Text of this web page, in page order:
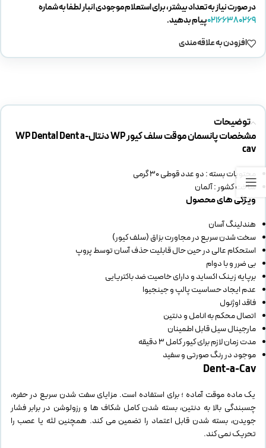
در صورت نیاز به تعداد بیشتر، برای استعلام موجودی انبار لطفا به شماره
02166380269پیام بدهید.
افزودن به علاقه مندی
توضیحات
مشخصات پانسمان موقت سلف کیور WP دنتال-WP Dental Dent a
cav
محتویات بسته : دو عدد قوطی 30 گرمی
ساخت کشور : آلمان
ویژگی های محصول
هندلینگ آسان
سخت شدن سریع در مجاورت بزاق (سلف کیور)
استحکام عالی در حین حال قابلیت حذف آسان توسط پروپ
بی ضرر و با دوام
برپایه زینک اکساید و دارای خاصیت ضد باکتریایی
عدم ایجاد حساسیت پالپ و جینجیوا
فاقد اوژنول
اتصال محکم به انامل و دنتین
مارجینال سیل قابل اطمینان
مدت زمان لازم برای کیور کامل 3 دقیقه
موجود در رنگ صورتی و سفید
Dent-a-Cav
یک ماده موقت آماده ؛ برای استفاده است. مزایای سفت شدن سریع در حفره،
چسبندگی بالا به دنتین، بسته شدن کامل شکاف ها و رزولوشن در برابر فشار
جویدن، بسته شدن قابل اعتماد را تضمین می کند. همچنین لثه یا عصب را
تحریک نمی کند.